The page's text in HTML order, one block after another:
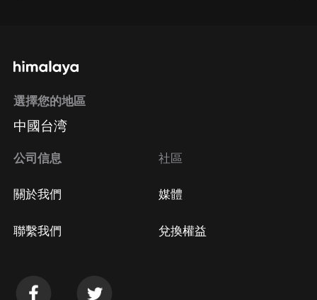
選擇您的地區
中國台湾
公司信息
關於我們
聯繫我們
社區
媒體
兌換權益